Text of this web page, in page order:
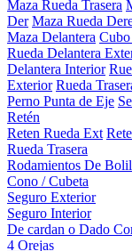
Maza Rueda Trasera
Der Maza Rueda
Maza Delantera Cubo
Rueda Delantera
Delantera Interior
Exterior Rueda
Perno Punta de Eje
Retén
Reten Rueda Ext
Rueda Trasera
Rodamientos De
Cono / Cubeta
Seguro Exterior
Seguro Interior
De cardan o Dado
4 Orejas